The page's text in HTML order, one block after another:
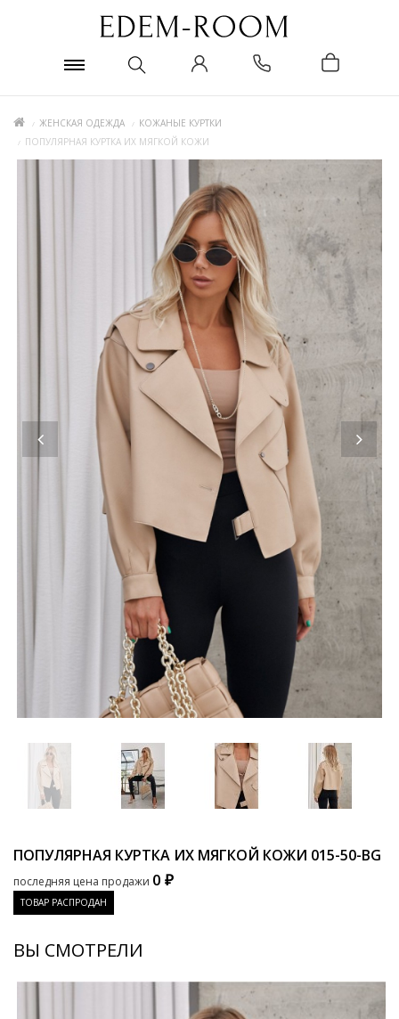
ЖЕНСКАЯ ОДЕЖДА
КОЖАНЫЕ КУРТКИ
ПОПУЛЯРНАЯ КУРТКА ИХ МЯГКОЙ КОЖИ
ПОПУЛЯРНАЯ КУРТКА ИХ МЯГКОЙ КОЖИ 015-50-BG
последняя цена продажи 0 ₽
ТОВАР РАСПРОДАН
ВЫ СМОТРЕЛИ